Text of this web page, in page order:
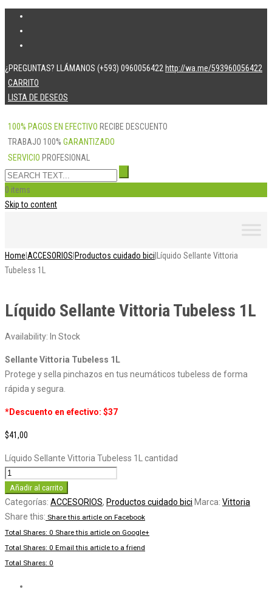
¿PREGUNTAS? LLÁMANOS (+593) 0960056422 http://wa.me/593960056422
CARRITO
LISTA DE DESEOS
100% PAGOS EN EFECTIVO RECIBE DESCUENTO
TRABAJO 100% GARANTIZADO
SERVICIO PROFESIONAL
0 items
Skip to content
Home ACCESORIOS Productos cuidado bici
Líquido Sellante Vittoria
Tubeless 1L
Líquido Sellante Vittoria Tubeless 1L
Availability: In Stock
Sellante Vittoria Tubeless 1L
Protege y sella pinchazos en tus neumáticos tubeless de forma
rápida y segura.
*Descuento en efectivo: $37
$41,00
Líquido Sellante Vittoria Tubeless 1L cantidad
Añadir al carrito
Categorías: ACCESORIOS, Productos cuidado bici Marca: Vittoria
Share this: Share this article on Facebook
Total Shares: 0 Share this article on Google+
Total Shares: 0 Email this article to a friend
Total Shares: 0